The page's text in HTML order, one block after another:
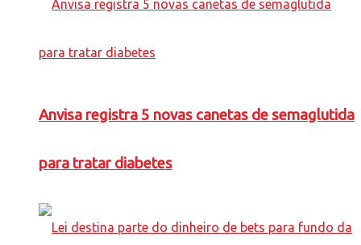
Anvisa registra 5 novas canetas de semaglutida
para tratar diabetes